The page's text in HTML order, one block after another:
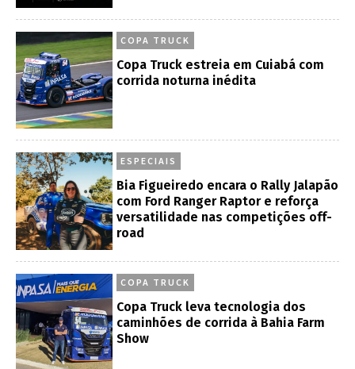
COPA TRUCK
Copa Truck estreia em Cuiabá com
corrida noturna inédita
ESPECIAIS
Bia Figueiredo encara o Rally Jalapão
com Ford Ranger Raptor e reforça
versatilidade nas competições off-
road
COPA TRUCK
Copa Truck leva tecnologia dos
caminhões de corrida à Bahia Farm
Show